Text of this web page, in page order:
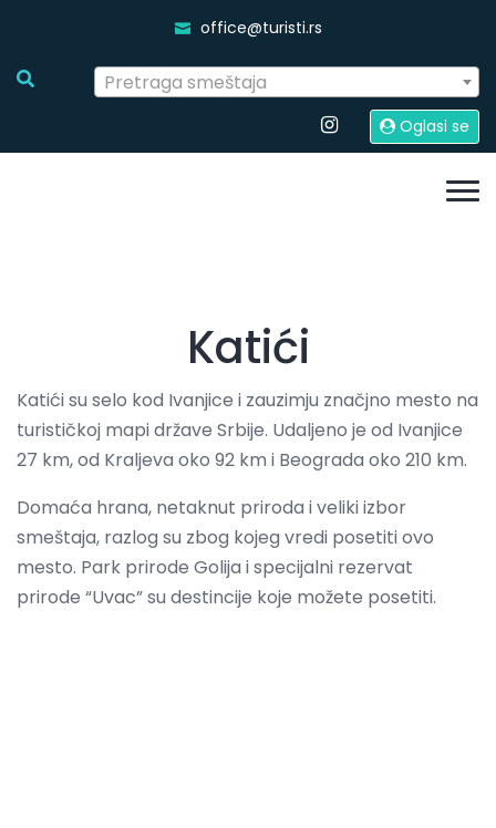
office@turisti.rs
Pretraga smeštaja
Oglasi se
Katići
Katići su selo kod Ivanjice i zauzimju značjno mesto na
turističkoj mapi države Srbije. Udaljeno je od Ivanjice
27 km, od Kraljeva oko 92 km i Beograda oko 210 km.
Domaća hrana, netaknut priroda i veliki izbor
smeštaja, razlog su zbog kojeg vredi posetiti ovo
mesto. Park prirode Golija i specijalni rezervat
prirode “Uvac” su destincije koje možete posetiti.